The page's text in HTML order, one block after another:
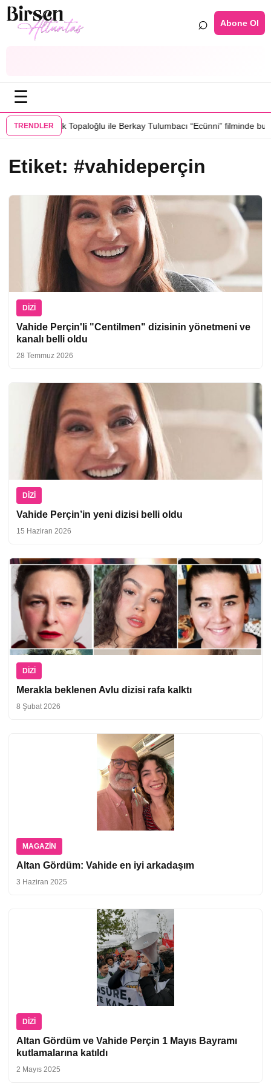
⌕ Abone Ol
☰
TRENDLER
Burak Topaloğlu ile Berkay Tulumbacı “Ecünni” filminde buluştu
Etiket: #vahideperçin
DIZI
Vahide Perçin'li "Centilmen" dizisinin yönetmeni ve
kanalı belli oldu
28 Temmuz 2026
DIZI
Vahide Perçin’in yeni dizisi belli oldu
15 Haziran 2026
DIZI
Merakla beklenen Avlu dizisi rafa kalktı
8 Şubat 2026
MAGAZIN
Altan Gördüm: Vahide en iyi arkadaşım
3 Haziran 2025
DIZI
Altan Gördüm ve Vahide Perçin 1 Mayıs Bayramı
kutlamalarına katıldı
2 Mayıs 2025